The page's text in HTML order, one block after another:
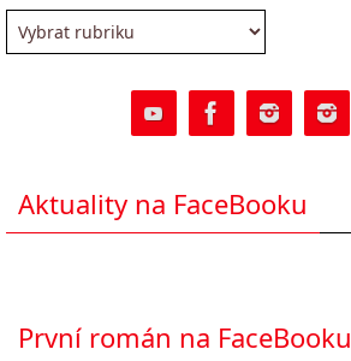
Rubriky
Aktuality na FaceBooku
První román na FaceBooku